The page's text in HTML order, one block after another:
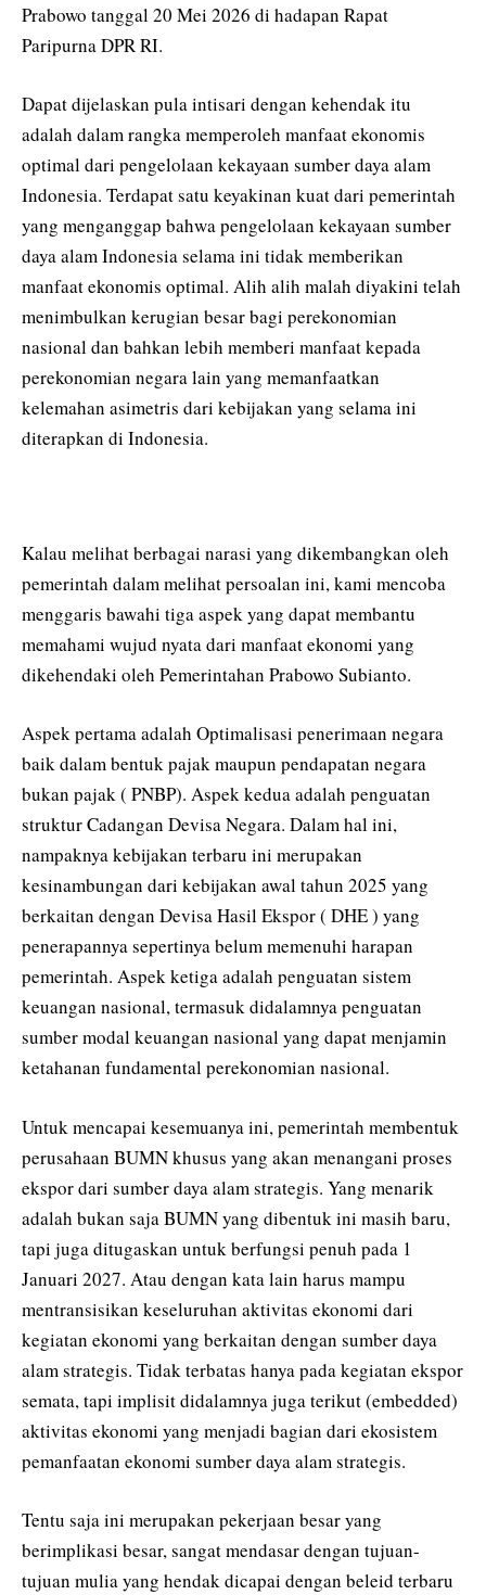
Prabowo tanggal 20 Mei 2026 di hadapan Rapat
Paripurna DPR RI.
Dapat dijelaskan pula intisari dengan kehendak itu
adalah dalam rangka memperoleh manfaat ekonomis
optimal dari pengelolaan kekayaan sumber daya alam
Indonesia. Terdapat satu keyakinan kuat dari pemerintah
yang menganggap bahwa pengelolaan kekayaan sumber
daya alam Indonesia selama ini tidak memberikan
manfaat ekonomis optimal. Alih alih malah diyakini telah
menimbulkan kerugian besar bagi perekonomian
nasional dan bahkan lebih memberi manfaat kepada
perekonomian negara lain yang memanfaatkan
kelemahan asimetris dari kebijakan yang selama ini
diterapkan di Indonesia.
Kalau melihat berbagai narasi yang dikembangkan oleh
pemerintah dalam melihat persoalan ini, kami mencoba
menggaris bawahi tiga aspek yang dapat membantu
memahami wujud nyata dari manfaat ekonomi yang
dikehendaki oleh Pemerintahan Prabowo Subianto.
Aspek pertama adalah Optimalisasi penerimaan negara
baik dalam bentuk pajak maupun pendapatan negara
bukan pajak ( PNBP). Aspek kedua adalah penguatan
struktur Cadangan Devisa Negara. Dalam hal ini,
nampaknya kebijakan terbaru ini merupakan
kesinambungan dari kebijakan awal tahun 2025 yang
berkaitan dengan Devisa Hasil Ekspor ( DHE ) yang
penerapannya sepertinya belum memenuhi harapan
pemerintah. Aspek ketiga adalah penguatan sistem
keuangan nasional, termasuk didalamnya penguatan
sumber modal keuangan nasional yang dapat menjamin
ketahanan fundamental perekonomian nasional.
Untuk mencapai kesemuanya ini, pemerintah membentuk
perusahaan BUMN khusus yang akan menangani proses
ekspor dari sumber daya alam strategis. Yang menarik
adalah bukan saja BUMN yang dibentuk ini masih baru,
tapi juga ditugaskan untuk berfungsi penuh pada 1
Januari 2027. Atau dengan kata lain harus mampu
mentransisikan keseluruhan aktivitas ekonomi dari
kegiatan ekonomi yang berkaitan dengan sumber daya
alam strategis. Tidak terbatas hanya pada kegiatan ekspor
semata, tapi implisit didalamnya juga terikut (embedded)
aktivitas ekonomi yang menjadi bagian dari ekosistem
pemanfaatan ekonomi sumber daya alam strategis.
Tentu saja ini merupakan pekerjaan besar yang
berimplikasi besar, sangat mendasar dengan tujuan-
tujuan mulia yang hendak dicapai dengan beleid terbaru